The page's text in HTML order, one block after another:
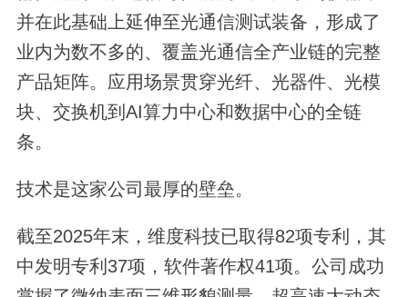
并在此基础上延伸至光通信测试装备，形成了
业内为数不多的、覆盖光通信全产业链的完整
产品矩阵。应用场景贯穿光纤、光器件、光模
块、交换机到AI算力中心和数据中心的全链
条。
技术是这家公司最厚的壁垒。
截至2025年末，维度科技已取得82项专利，其
中发明专利37项，软件著作权41项。公司成功